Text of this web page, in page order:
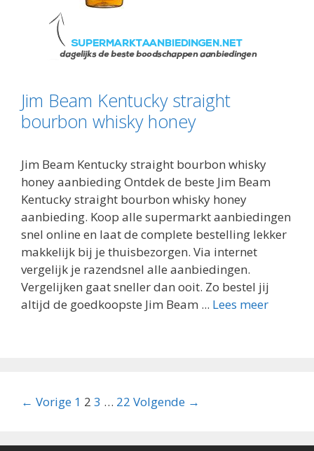
Jim Beam Kentucky straight
bourbon whisky honey
Jim Beam Kentucky straight bourbon whisky
honey aanbieding Ontdek de beste Jim Beam
Kentucky straight bourbon whisky honey
aanbieding. Koop alle supermarkt aanbiedingen
snel online en laat de complete bestelling lekker
makkelijk bij je thuisbezorgen. Via internet
vergelijk je razendsnel alle aanbiedingen.
Vergelijken gaat sneller dan ooit. Zo bestel jij
altijd de goedkoopste Jim Beam ... Lees meer
Berichtnavigatie
← Vorige 1 2 3 … 22 Volgende →